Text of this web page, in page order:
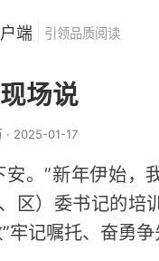
场说
· 2025-01-17
安。”新年伊始，
区）委书记的培
牢记嘱托、奋勇争
端 引领品质阅读